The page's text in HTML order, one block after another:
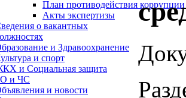
План противодействия коррупции
Акты экспертизы
о вакантных
и Здравоохранение
и спорт
и Социальная защита
и ЧС
и новости